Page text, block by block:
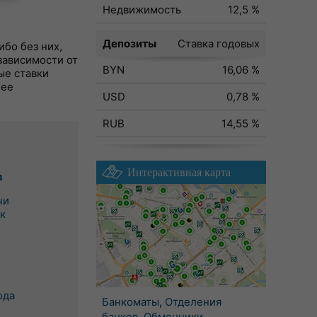
без них,
от
ставки
Недвижимость 12,5 %
Депозиты
Ставка годовых
BYN
16,06 %
USD
0,78 %
RUB
14,55 %
Интерактивная карта
Банкоматы, Отделения